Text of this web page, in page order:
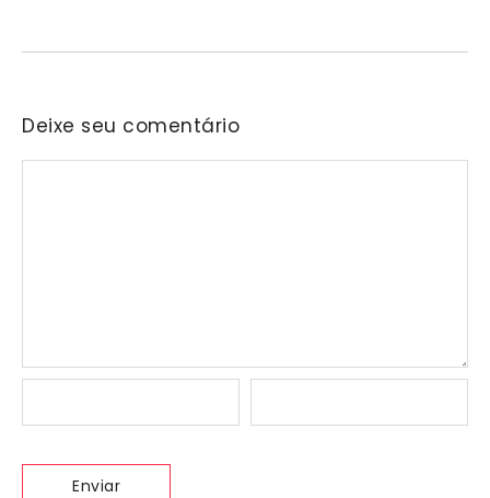
Deixe seu comentário